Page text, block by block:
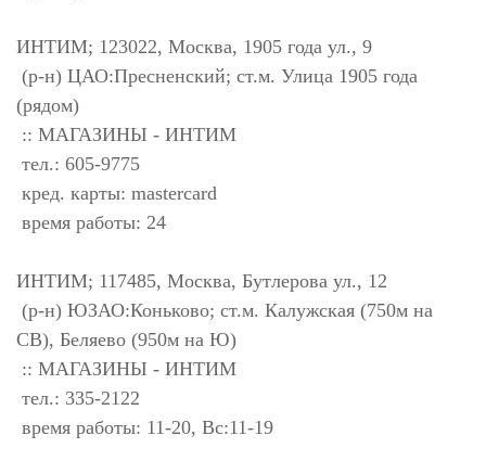
ИНТИМ; 123022, Москва, 1905 года ул., 9
(р-н) ЦАО:Пресненский; ст.м. Улица 1905 года
(рядом)
:: МАГАЗИНЫ - ИНТИМ
тел.: 605-9775
кред. карты: mastercard
время работы: 24
ИНТИМ; 117485, Москва, Бутлерова ул., 12
(р-н) ЮЗАО:Коньково; ст.м. Калужская (750м на
СВ), Беляево (950м на Ю)
:: МАГАЗИНЫ - ИНТИМ
тел.: 335-2122
время работы: 11-20, Вс:11-19